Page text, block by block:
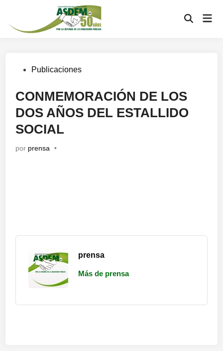
Publicaciones
CONMEMORACIÓN DE LOS
DOS AÑOS DEL ESTALLIDO
SOCIAL
por prensa •
prensa
Más de prensa